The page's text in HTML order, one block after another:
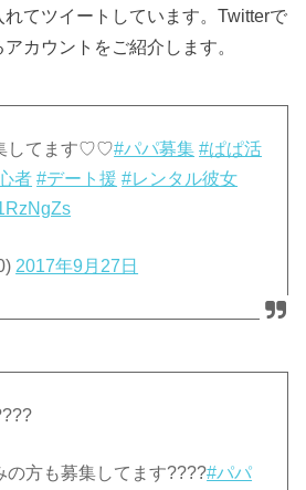
てツイートしています。Twitterで
カウントをご紹介します。
してます♡♡#パパ募集 #ぱぱ活
者 #デート援 #レンタル彼女
2017年9月27日
の方も募集してます????#パパ